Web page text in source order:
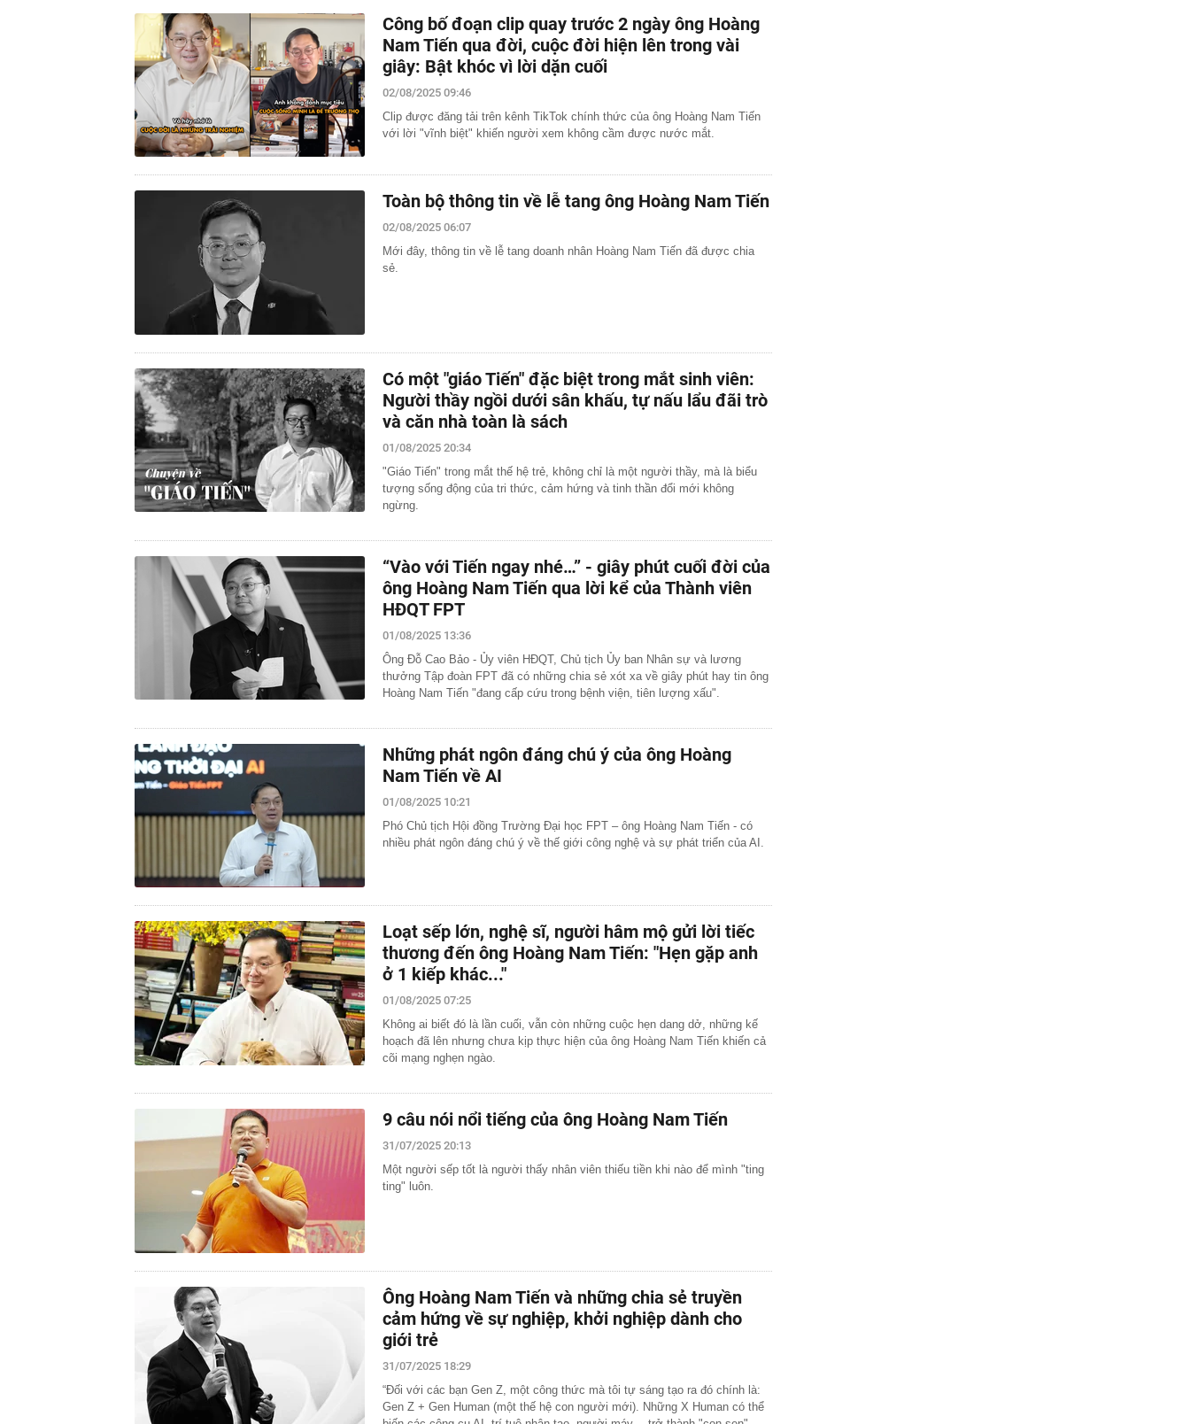
Công bố đoạn clip quay trước 2 ngày ông Hoàng
Nam Tiến qua đời, cuộc đời hiện lên trong vài
giây: Bật khóc vì lời dặn cuối
02/08/2025 09:46
Clip được đăng tải trên kênh TikTok chính thức của ông Hoàng Nam Tiến
với lời "vĩnh biệt" khiến người xem không cầm được nước mắt.
Toàn bộ thông tin về lễ tang ông Hoàng Nam Tiến
02/08/2025 06:07
Mới đây, thông tin về lễ tang doanh nhân Hoàng Nam Tiến đã được chia
sẻ.
Có một "giáo Tiến" đặc biệt trong mắt sinh viên:
Người thầy ngồi dưới sân khấu, tự nấu lẩu đãi trò
và căn nhà toàn là sách
01/08/2025 20:34
"Giáo Tiến" trong mắt thế hệ trẻ, không chỉ là một người thầy, mà là biểu
tượng sống động của tri thức, cảm hứng và tinh thần đổi mới không
ngừng.
“Vào với Tiến ngay nhé…” - giây phút cuối đời của
ông Hoàng Nam Tiến qua lời kể của Thành viên
HĐQT FPT
01/08/2025 13:36
Ông Đỗ Cao Bảo - Ủy viên HĐQT, Chủ tịch Ủy ban Nhân sự và lương
thưởng Tập đoàn FPT đã có những chia sẻ xót xa về giây phút hay tin ông
Hoàng Nam Tiến "đang cấp cứu trong bệnh viện, tiên lượng xấu".
Những phát ngôn đáng chú ý của ông Hoàng
Nam Tiến về AI
01/08/2025 10:21
Phó Chủ tịch Hội đồng Trường Đại học FPT – ông Hoàng Nam Tiến - có
nhiều phát ngôn đáng chú ý về thế giới công nghệ và sự phát triển của AI.
Loạt sếp lớn, nghệ sĩ, người hâm mộ gửi lời tiếc
thương đến ông Hoàng Nam Tiến: "Hẹn gặp anh
ở 1 kiếp khác..."
01/08/2025 07:25
Không ai biết đó là lần cuối, vẫn còn những cuộc hẹn dang dở, những kế
hoạch đã lên nhưng chưa kịp thực hiện của ông Hoàng Nam Tiến khiến cả
cõi mạng nghẹn ngào.
9 câu nói nổi tiếng của ông Hoàng Nam Tiến
31/07/2025 20:13
Một người sếp tốt là người thấy nhân viên thiếu tiền khi nào để mình "ting
ting" luôn.
Ông Hoàng Nam Tiến và những chia sẻ truyền
cảm hứng về sự nghiệp, khởi nghiệp dành cho
giới trẻ
31/07/2025 18:29
“Đối với các bạn Gen Z, một công thức mà tôi tự sáng tạo ra đó chính là:
Gen Z + Gen Human (một thế hệ con người mới). Những X Human có thể